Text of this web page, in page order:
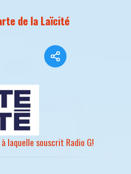
de la Laïcité
laquelle souscrit Radio G!